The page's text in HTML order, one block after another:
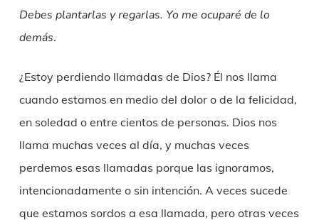
Debes plantarlas y regarlas. Yo me ocuparé de lo
demás.
¿Estoy perdiendo llamadas de Dios? Él nos llama
cuando estamos en medio del dolor o de la felicidad,
en soledad o entre cientos de personas. Dios nos
llama muchas veces al día, y muchas veces
perdemos esas llamadas porque las ignoramos,
intencionadamente o sin intención. A veces sucede
que estamos sordos a esa llamada, pero otras veces